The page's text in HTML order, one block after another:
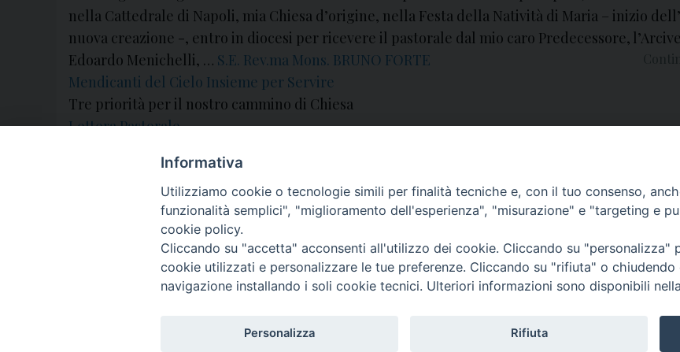
nella Cattedrale di Napoli, mia Chiesa d’origine, nella Festa della Natività di Maria – inizio
nuova creazione -, entro in diocesi per ricevere il pastorale dal mio caro Predecessore,
Edoardo Menichelli, … S.E. Rev.ma Mons. BRUNO FORTE
Mendicanti del Cielo Insieme per Servire
Tre priorità per il nostro cammino di Chiesa
Lettera Pastorale
« Pagina precedente 1 ... 8 9 10
COPYRIGHT 2020 © ARCIDIOCESI DI CHIETI
Informativa
Utilizziamo cookie o tecnologie simili per finalità tecniche e, con il tuo consenso,
funzionalità semplici", "miglioramento dell'esperienza", "misurazione" e "targeting e
cookie policy.
Cliccando su "accetta" acconsenti all'utilizzo dei cookie. Cliccando su "personalizza"
cookie utilizzati e personalizzare le tue preferenze. Cliccando su "rifiuta" o
navigazione installando i soli cookie tecnici. Ulteriori informazioni sono disponibili nella
Personalizza Rifiuta